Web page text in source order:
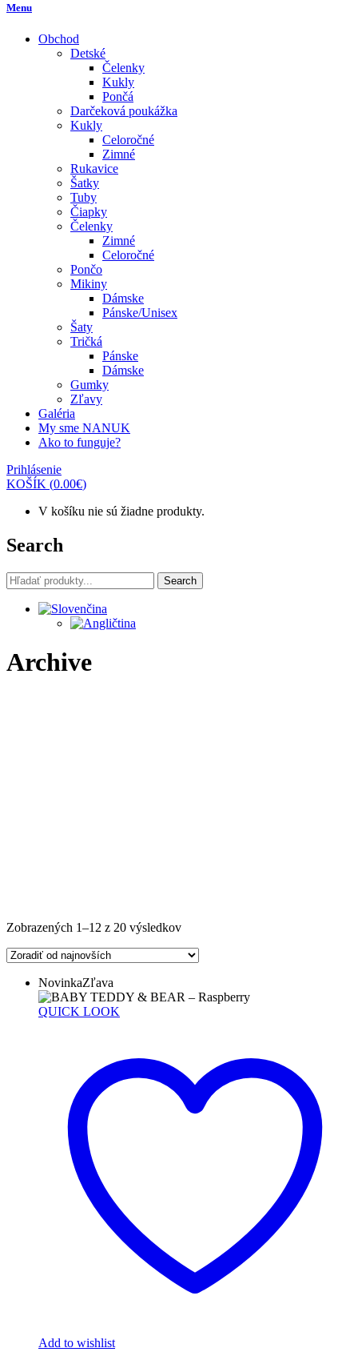
Menu
Obchod
Detské
Čelenky
Kukly
Pončá
Darčeková poukážka
Kukly
Celoročné
Zimné
Rukavice
Šatky
Tuby
Čiapky
Čelenky
Zimné
Celoročné
Pončo
Mikiny
Dámske
Pánske/Unisex
Šaty
Tričká
Pánske
Dámske
Gumky
Zľavy
Galéria
My sme NANUK
Ako to funguje?
Prihlásenie
KOŠÍK (0.00€)
V košíku nie sú žiadne produkty.
Search
Search
for:
Search
Archive
Zobrazených 1–12 z 20 výsledkovZoradené
najnovších
NovinkaZľava
QUICK LOOK
Add to wishlist